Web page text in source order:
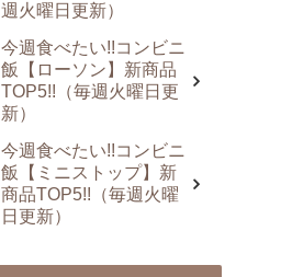
週火曜日更新）
今週食べたい!!コンビニ
飯【ローソン】新商品
TOP5!!（毎週火曜日更
新）
今週食べたい!!コンビニ
飯【ミニストップ】新
商品TOP5!!（毎週火曜
日更新）